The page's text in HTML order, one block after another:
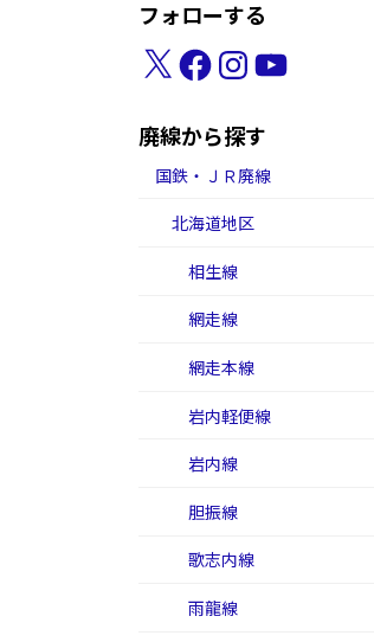
フォローする
X Facebook
InstagramYouTube
廃線から探す
国鉄・ＪＲ廃線
北海道地区
相生線
網走線
網走本線
岩内軽便線
岩内線
胆振線
歌志内線
雨龍線